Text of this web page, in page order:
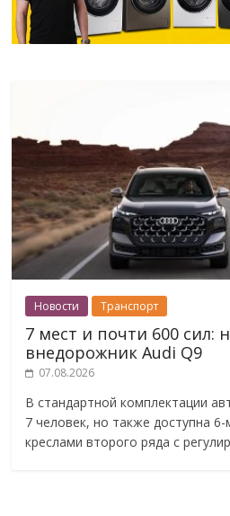
Новости Транспорт
7 мест и почти 600 сил:
внедорожник Audi Q9
07.08.2026
В стандартной комплектации
7 человек, но также доступна
креслами второго ряда с